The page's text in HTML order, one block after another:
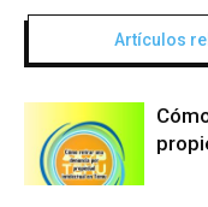
Artículos